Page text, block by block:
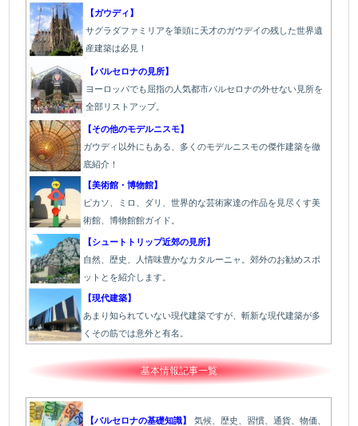
【ガウディ】
サグラダファミリアを筆頭に天才のガウデイの残した世界遺
産建築は必見！
【バルセロナの見所】
ヨーロッパでも屈指の人気都市バルセロナの外せない見所を
全部リストアップ。
【その他のモデルニスモ】
ガウディ以外にもある、多くのモデルニスモの傑作建築を徹
底紹介！
【美術館・博物館】
ピカソ、ミロ、ダリ、世界的な芸術家達の作品を見尽くす美
術館、博物館館ガイド。
【シュートトリップ近郊の見所】
自然、歴史、人情味豊かなカタルーニャ。郊外のお勧めスポ
ットとを紹介します。
【現代建築】
あまり知られていない現代建築ですが、斬新な現代建築が多
くその筋では意外と有名。
基本情報記事一覧
【バルセロナの基礎知識】
気候、歴史、習慣、通貨、物価、